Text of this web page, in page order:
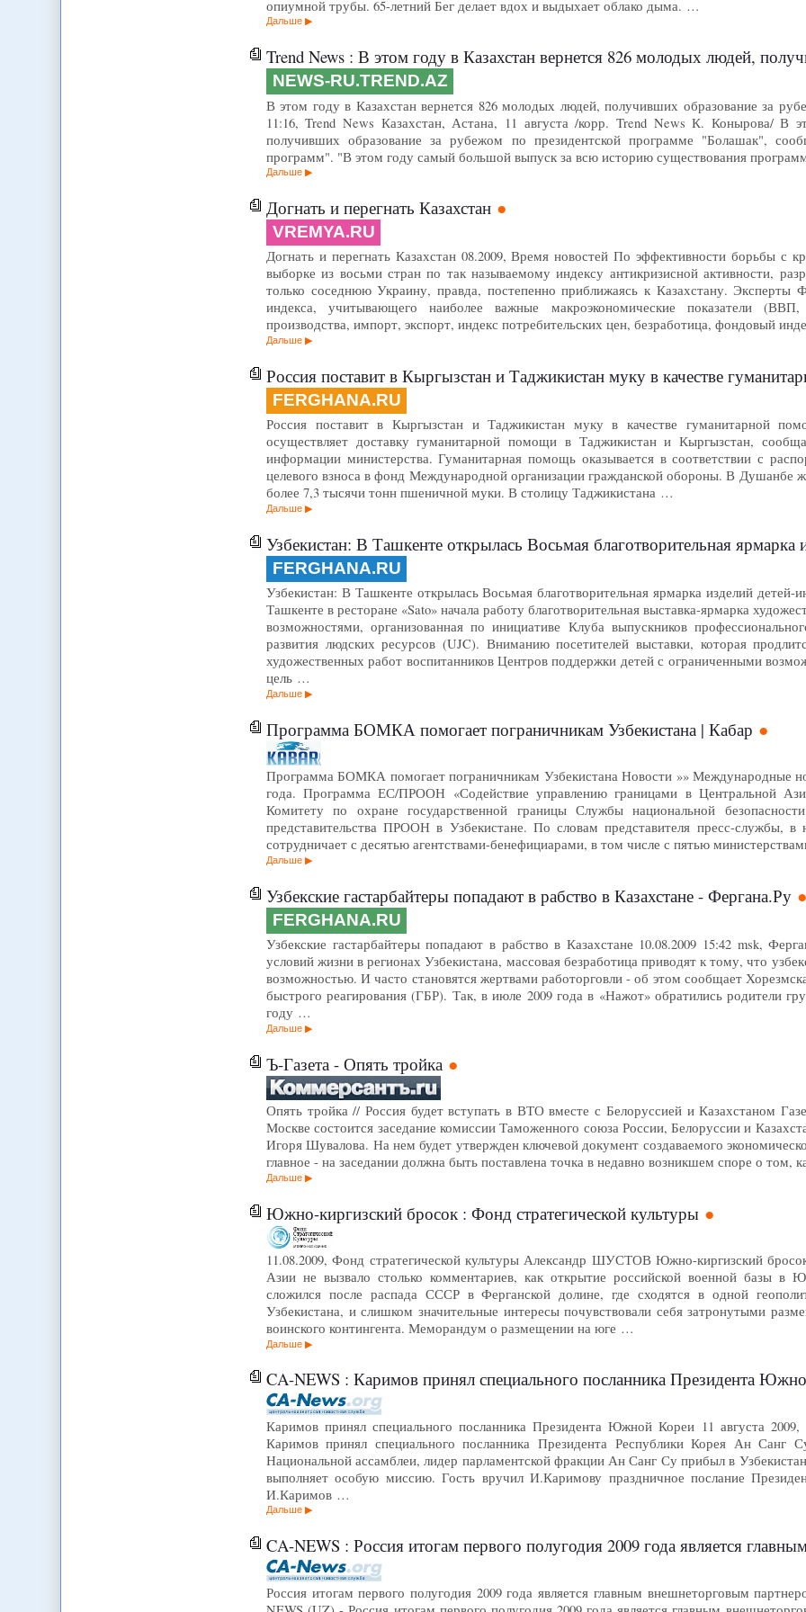
опиумной трубы. 65-летний Бег делает вдох и выдыхает облако дыма. …
Дальше
Trend News : В этом году в Казахстан вернется 826 молодых людей, получивших
NEWS-RU.TREND.AZ
В этом году в Казахстан вернется 826 молодых людей, получивших образование за
11:16, Trend News Казахстан, Астана, 11 августа /корр. Trend News К. Конырова/ В
получивших образование за рубежом по президентской программе "Болашак",
программ". "В этом году самый большой выпуск за всю историю существования
Дальше
Догнать и перегнать Казахстан
VREMYA.RU
Догнать и перегнать Казахстан 08.2009, Время новостей По эффективности борьбы с
выборке из восьми стран по так называемому индексу антикризисной активности,
только соседнюю Украину, правда, постепенно приближаясь к Казахстану. Эксперты
индекса, учитывающего наиболее важные макроэкономические показатели
производства, импорт, экспорт, индекс потребительских цен, безработица, фондовый
Дальше
Россия поставит в Кыргызстан и Таджикистан муку в качестве
FERGHANA.RU
Россия поставит в Кыргызстан и Таджикистан муку в качестве гуманитарной
осуществляет доставку гуманитарной помощи в Таджикистан и Кыргызстан,
информации министерства. Гуманитарная помощь оказывается в соответствии с
целевого взноса в фонд Международной организации гражданской обороны. В Душанбе
более 7,3 тысячи тонн пшеничной муки. В столицу Таджикистана …
Дальше
Узбекистан: В Ташкенте открылась Восьмая благотворительная
FERGHANA.RU
Узбекистан: В Ташкенте открылась Восьмая благотворительная ярмарка изделий детей-
Ташкенте в ресторане «Sato» начала работу благотворительная выставка-ярмарка
возможностями, организованная по инициативе Клуба выпускников
развития людских ресурсов (UJC). Вниманию посетителей выставки, которая
художественных работ воспитанников Центров поддержки детей с ограниченными
цель …
Дальше
Программа БОМКА помогает пограничникам Узбекистана | Кабар
Программа БОМКА помогает пограничникам Узбекистана Новости »» Международные
года. Программа ЕС/ПРООН «Содействие управлению границами в Центральной
Комитету по охране государственной границы Службы национальной
представительства ПРООН в Узбекистане. По словам представителя пресс-
сотрудничает с десятью агентствами-бенефициарами, в том числе с пятью
Дальше
Узбекские гастарбайтеры попадают в рабство в Казахстане - Фергана.Ру
FERGHANA.RU
Узбекские гастарбайтеры попадают в рабство в Казахстане 10.08.2009 15:42 msk,
условий жизни в регионах Узбекистана, массовая безработица приводят к тому, что
возможностью. И часто становятся жертвами работорговли - об этом сообщает
быстрого реагирования (ГБР). Так, в июле 2009 года в «Нажот» обратились родители
году …
Дальше
Ъ-Газета - Опять тройка
Опять тройка // Россия будет вступать в ВТО вместе с Белоруссией и Казахстаном
Москве состоится заседание комиссии Таможенного союза России, Белоруссии и
Игоря Шувалова. На нем будет утвержден ключевой документ создаваемого
главное - на заседании должна быть поставлена точка в недавно возникшем споре о том,
Дальше
Южно-киргизский бросок : Фонд стратегической культуры
11.08.2009, Фонд стратегической культуры Александр ШУСТОВ Южно-киргизский
Азии не вызвало столько комментариев, как открытие российской военной базы
сложился после распада СССР в Ферганской долине, где сходятся в одной
Узбекистана, и слишком значительные интересы почувствовали себя затронутыми
воинского контингента. Меморандум о размещении на юге …
Дальше
CA-NEWS : Каримов принял специального посланника Президента
Каримов принял специального посланника Президента Южной Кореи 11 августа
Каримов принял специального посланника Президента Республики Корея Ан Санг
Национальной ассамблеи, лидер парламентской фракции Ан Санг Су прибыл в
выполняет особую миссию. Гость вручил И.Каримову праздничное послание
И.Каримов …
Дальше
CA-NEWS : Россия итогам первого полугодия 2009 года является
Россия итогам первого полугодия 2009 года является главным внешнеторговым